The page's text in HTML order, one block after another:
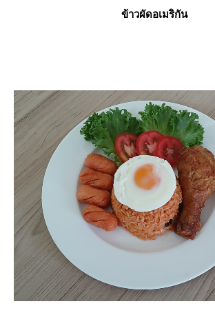
ข้าวผัดอเมริกัน